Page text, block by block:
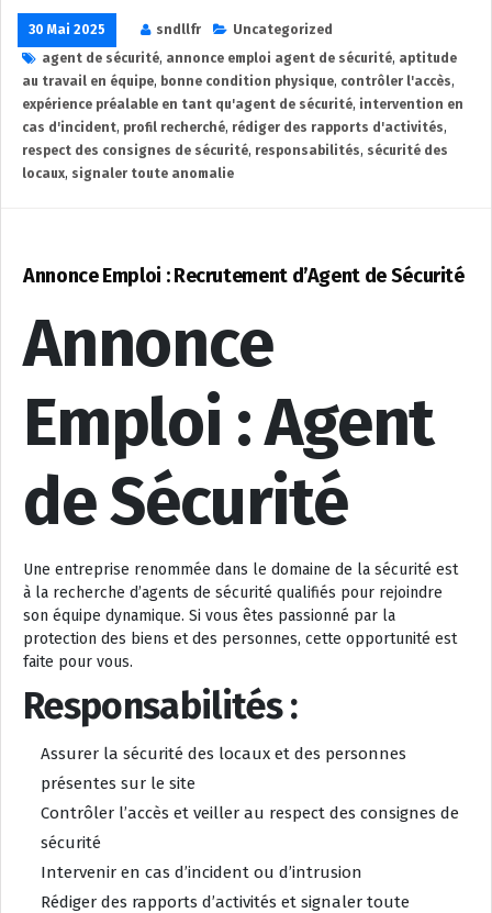
30 Mai 2025 sndllfr
Uncategorized
agent de sécurité, annonce emploi agent de sécurité, aptitude
au travail en équipe, bonne condition physique, contrôler l'accès,
expérience préalable en tant qu'agent de sécurité, intervention en
cas d'incident, profil recherché, rédiger des rapports d'activités,
respect des consignes de sécurité, responsabilités, sécurité des
locaux, signaler toute anomalie
Annonce Emploi : Recrutement d’Agent de Sécurité
Annonce
Emploi : Agent
de Sécurité
Une entreprise renommée dans le domaine de la sécurité est
à la recherche d’agents de sécurité qualifiés pour rejoindre
son équipe dynamique. Si vous êtes passionné par la
protection des biens et des personnes, cette opportunité est
faite pour vous.
Responsabilités :
Assurer la sécurité des locaux et des personnes
présentes sur le site
Contrôler l’accès et veiller au respect des consignes de
sécurité
Intervenir en cas d’incident ou d’intrusion
Rédiger des rapports d’activités et signaler toute